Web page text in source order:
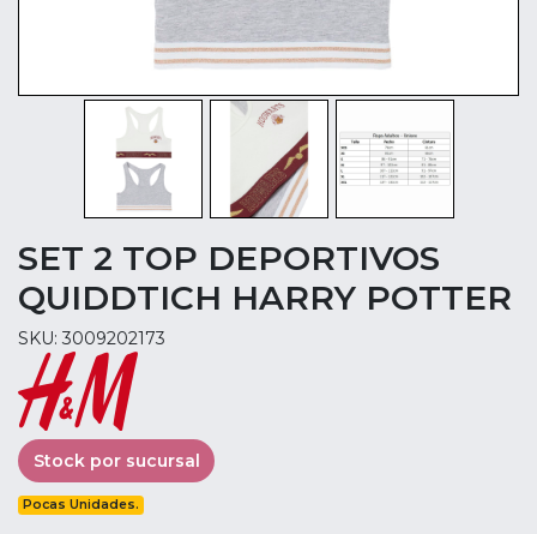
SET 2 TOP DEPORTIVOS
QUIDDTICH HARRY POTTER
SKU: 3009202173
Stock por sucursal
Pocas Unidades.